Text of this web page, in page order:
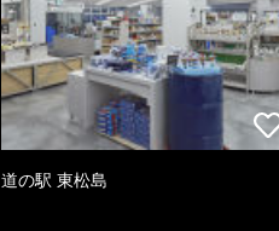
道の駅 東松島